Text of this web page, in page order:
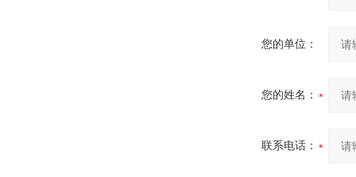
您的单位：
您的姓名：
联系电话：